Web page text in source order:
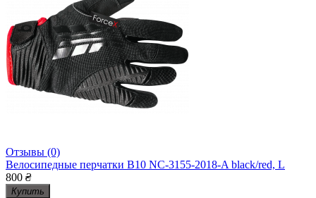
Отзывы (0)
Велосипедные перчатки B10 NC-3155-2018-A black/red, L
800 ₴
Купить